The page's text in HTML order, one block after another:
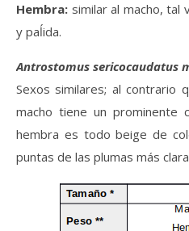
Hembra: similar al macho, tal
y paĺida.
Antrostomus sericocaudatus
Sexos similares; al contrario
macho tiene un prominente
hembra es todo beige de
puntas de las plumas más